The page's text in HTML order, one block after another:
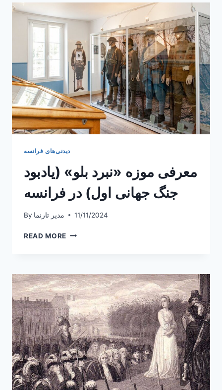
شامپاین
فرانسه
دیدنی‌های فرانسه
معرفی موزه «نبرد بلو» (یادبود
جنگ جهانی اول) در فرانسه
By مدیر تارنما 11/11/2024
READ MORE معرفی
(یادبود
جنگ
جهانی
اول)
در
فرانسه